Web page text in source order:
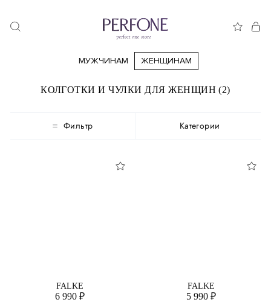
МУЖЧИНАМ ЖЕНЩИНАМ
КОЛГОТКИ И ЧУЛКИ ДЛЯ ЖЕНЩИН (2)
Фильтр Категории
FALKE
6 990 ₽
FALKE
5 990 ₽